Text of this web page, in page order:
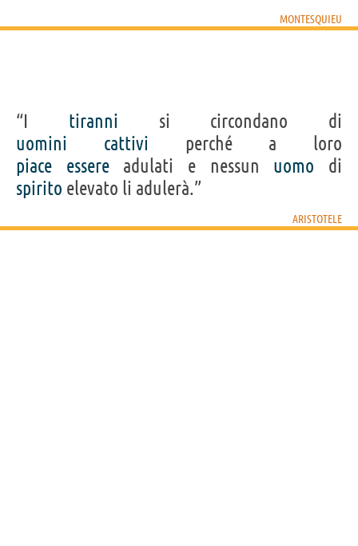
MONTESQUIEU
“I tiranni si circondano di
uomini
cattivi perché a loro
piace
essereadulati e nessun uomo di
spirito elevato li adulerà.”
ARISTOTELE